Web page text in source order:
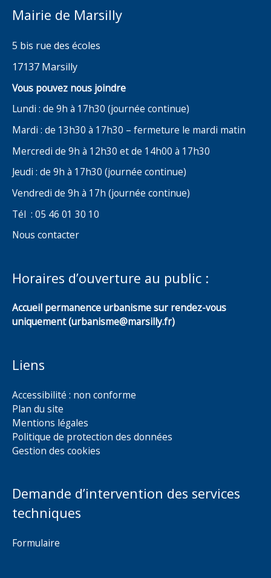
Mairie de Marsilly
5 bis rue des écoles
17137 Marsilly
Vous pouvez nous joindre
Lundi : de 9h à 17h30 (journée continue)
Mardi : de 13h30 à 17h30 – fermeture le mardi matin
Mercredi de 9h à 12h30 et de 14h00 à 17h30
Jeudi : de 9h à 17h30 (journée continue)
Vendredi de 9h à 17h (journée continue)
Tél : 05 46 01 30 10
Nous contacter
Horaires d’ouverture au public :
Accueil permanence urbanisme sur rendez-vous
uniquement (urbanisme@marsilly.fr)
Liens
Accessibilité : non conforme
Plan du site
Mentions légales
Politique de protection des données
Gestion des cookies
Demande d’intervention des services
techniques
Formulaire